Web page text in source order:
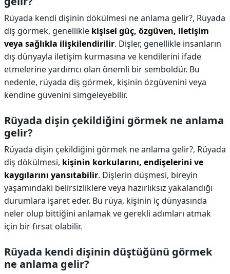
Rüyada kendi dişinin dökülmesi ne anlama gelir?, Rüyada
diş görmek, genellikle kişisel güç, özgüven, iletişim
veya sağlıkla ilişkilendirilir. Dişler, genellikle insanların
dış dünyayla iletişim kurmasına ve kendilerini ifade
etmelerine yardımcı olan önemli bir semboldür. Bu
nedenle, rüyada diş görmek, kişinin özgüvenini veya
kendine güvenini simgeleyebilir.
Rüyada dişin çekildiğini görmek ne anlama
gelir?
Rüyada dişin çekildiğini görmek ne anlama gelir?, Rüyada
diş dökülmesi, kişinin korkularını, endişelerini ve
kaygılarını yansıtabilir. Dişlerin düşmesi, bireyin
yaşamındaki belirsizliklere veya hazırlıksız yakalandığı
durumlara işaret eder. Bu rüya, kişinin iç dünyasında
neler olup bittiğini anlamak ve gerekli adımları atmak
için bir fırsat olabilir.
Rüyada kendi dişinin düştüğünü görmek
ne anlama gelir?